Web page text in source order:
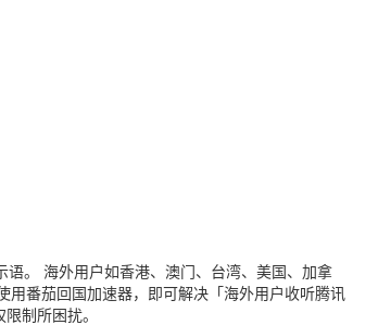
。 海外用户如香港、澳门、台湾、美国、加拿
用番茄回国加速器，即可解决「海外用户收听腾讯
制所困扰。